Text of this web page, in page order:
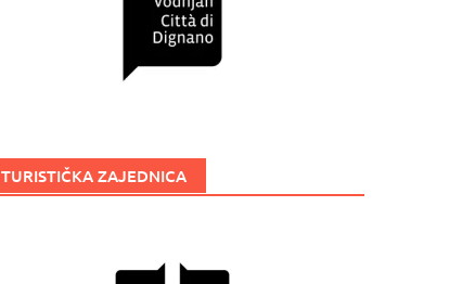
TURISTIČKA ZAJEDNICA